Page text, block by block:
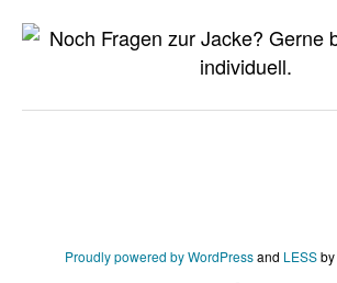
Proudly powered by WordPressand LESSby